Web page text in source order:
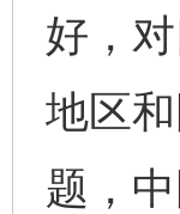
好，
地区
题，